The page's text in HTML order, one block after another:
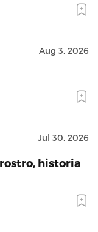
Aug 3, 2026
Jul 30, 2026
historia